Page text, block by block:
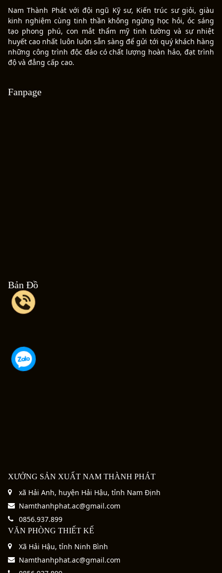
Nam Thành Phát với đội ngũ Kỹ sư, Kiến trúc sư giỏi, giàu
kinh nghiệm cùng tinh thần không ngừng học hỏi, óc sáng
tạo phong phú, con mắt thẩm mỹ tinh tường và sự nhiệt
huyết cao nhất luôn luôn sẵn sàng để gửi tới quý khách hàng
những công trình độc đáo có chất lượng hoàn hảo, đạt trình
độ và đẳng cấp cao.
Fanpage
Bản Đồ
XƯỞNG SẢN XUẤT NAM THÀNH PHÁT
xã Hải Anh, huyện Hải Hậu, tỉnh Nam Định
Namthanhphat.ac@gmail.com
0856.937.899
VĂN PHÒNG THIẾT KẾ
Xã Hải Hậu, tỉnh Ninh Bình
Namthanhphat.ac@gmail.com